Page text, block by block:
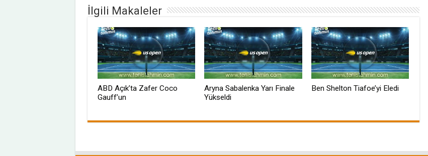
İlgili Makaleler
ABD Açık’ta Zafer Coco
Gauff’un
Aryna Sabalenka Yarı Finale
Yükseldi
Ben Shelton Tiafoe’yi Eledi